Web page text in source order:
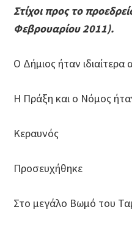
Στίχοι προς το
Φεβρουαρίου 2011).
Ο Δήμιος ήταν
Η Πράξη και ο Νόμος
Κεραυνός
Προσευχήθηκε
Στο μεγάλο Βωμό του